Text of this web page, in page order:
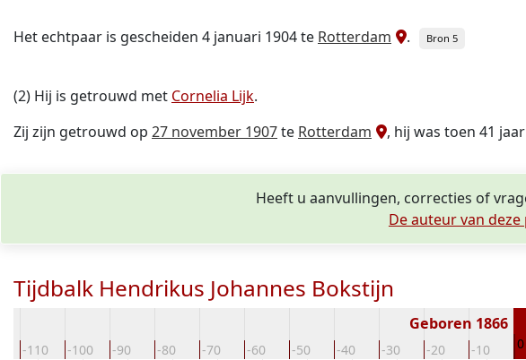
Het echtpaar is gescheiden 4 januari 1904 te Rotterdam . Bron 5
(2) Hij is getrouwd met Cornelia Lijk.
Zij zijn getrouwd op 27 november 1907te Rotterdam , hij was toen 41
Heeft u aanvullingen, correcties of
De auteur van
Tijdbalk Hendrikus Johannes Bokstijn
-110 -100 -90 -80 -70 -60 -50 -40 -30 -20 -10 0
Geboren 1866